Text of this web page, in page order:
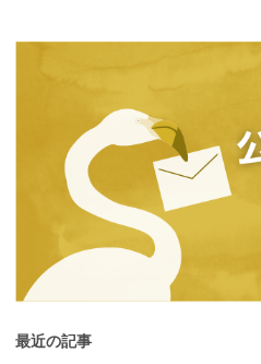
最近の記事